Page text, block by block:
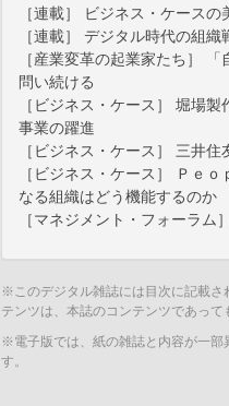
［連載］ ビジネス・ケース
［連載］ デジタル時代の組
［産業変革の起業家たち］
問い続ける
［ビジネス・ケース］ 堀場
事業の躍進
［ビジネス・ケース］ 三井
［ビジネス・ケース］ Ｐｅ
なる組織はどう機能するのか
［マネジメント・フォーラム
※このデジタル雑誌には目次に記載さ
テンツは、本誌のコンテンツであって
※電子版では、紙の雑誌と内容が一部
す。